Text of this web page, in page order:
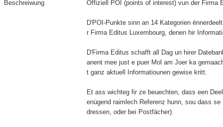
Beschreiwung Offiziell POI (points of interest) vun der Firma
D'POI-Punkte sinn an 14 Kategorien
r Firma Editus Luxembourg, denen hir
D'Firma Editus schafft all Dag un hirer
anent mee just e puer Mol am Joer ka
t ganz aktuell Informatiounen gewise kritt.
Et ass wichteg fir ze beuechten, dass een
enügend raimlech Referenz hunn, sou dass
dressen, oder bei Postfächer).